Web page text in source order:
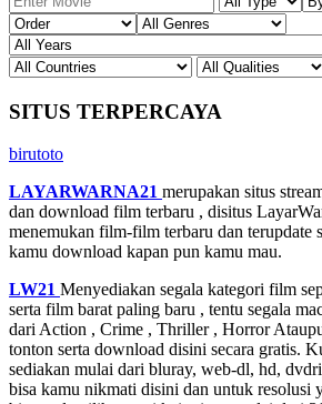
SITUS TERPERCAYA
birutoto
LAYARWARNA21 merupakan situs
dan download film terbaru , disitus
menemukan film-film terbaru dan terupdate
kamu download kapan pun kamu mau.
LW21 Menyediakan segala kategori film
serta film barat paling baru , tentu segala
dari Action , Crime , Thriller , Horror
tonton serta download disini secara gratis.
sediakan mulai dari bluray, web-dl, hd,
bisa kamu nikmati disini dan untuk resolusi